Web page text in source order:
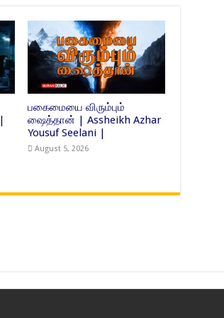
பகைமையை விரும்பும்
ஷைத்தான் | Assheikh Azhar
Yousuf Seelani |
August 5, 2026